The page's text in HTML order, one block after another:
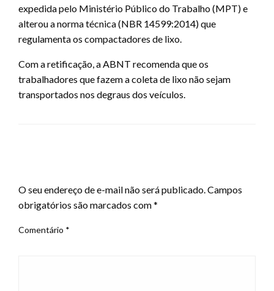
expedida pelo Ministério Público do Trabalho (MPT) e
alterou a norma técnica (NBR 14599:2014) que
regulamenta os compactadores de lixo.
Com a retificação, a ABNT recomenda que os
trabalhadores que fazem a coleta de lixo não sejam
transportados nos degraus dos veículos.
O seu endereço de e-mail não será publicado.Campos
obrigatórios são marcados com*
Comentário *